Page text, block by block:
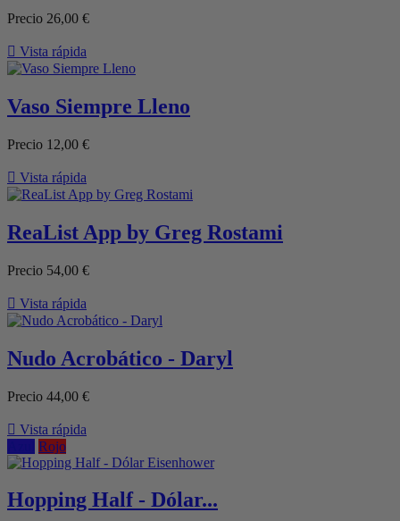
Precio 26,00 €
 Vista rápida
Vaso Siempre Lleno
Precio 12,00 €
 Vista rápida
ReaList App by Greg Rostami
Precio 54,00 €
 Vista rápida
Nudo Acrobático - Daryl
Precio 44,00 €
 Vista rápida
Rojo
Hopping Half - Dólar...